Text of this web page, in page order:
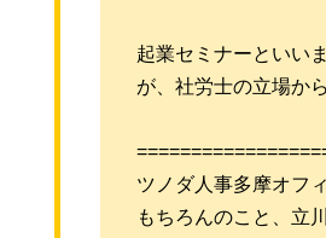
起業セミナーといい
が、社労士の立場か
ツノダ人事多摩オフ
もちろんのこと、立